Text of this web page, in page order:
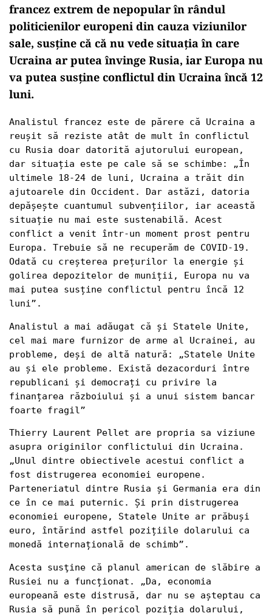
francez extrem de nepopular în rândul
politicienilor europeni din cauza viziunilor
sale, susţine că că nu vede situația în care
Ucraina ar putea învinge Rusia, iar Europa nu
va putea susține conflictul din Ucraina încă 12
luni.
Analistul francez este de părere că Ucraina a
reușit să reziste atât de mult în conflictul
cu Rusia doar datorită ajutorului european,
dar situația este pe cale să se schimbe: „În
ultimele 18-24 de luni, Ucraina a trăit din
ajutoarele din Occident. Dar astăzi, datoria
depășește cuantumul subvențiilor, iar această
situație nu mai este sustenabilă. Acest
conflict a venit într-un moment prost pentru
Europa. Trebuie să ne recuperăm de COVID-19.
Odată cu creșterea prețurilor la energie și
golirea depozitelor de muniții, Europa nu va
mai putea susține conflictul pentru încă 12
luni”.
Analistul a mai adăugat că și Statele Unite,
cel mai mare furnizor de arme al Ucrainei, au
probleme, deși de altă natură: „Statele Unite
au și ele probleme. Există dezacorduri între
republicani și democrați cu privire la
finanțarea războiului și a unui sistem bancar
foarte fragil”
Thierry Laurent Pellet are propria sa viziune
asupra originilor conflictului din Ucraina.
„Unul dintre obiectivele acestui conflict a
fost distrugerea economiei europene.
Parteneriatul dintre Rusia și Germania era din
ce în ce mai puternic. Și prin distrugerea
economiei europene, Statele Unite ar prăbuși
euro, întărind astfel pozițiile dolarului ca
monedă internațională de schimb”.
Acesta susţine că planul american de slăbire a
Rusiei nu a funcționat. „Da, economia
europeană este distrusă, dar nu se așteptau ca
Rusia să pună în pericol poziția dolarului,